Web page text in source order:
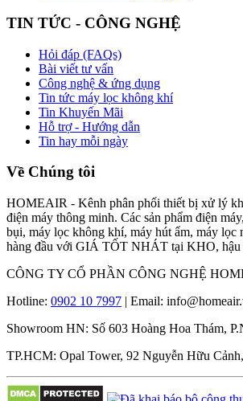
TIN TỨC - CÔNG NGHỆ
Hỏi đáp (FAQs)
Bài viết tư vấn
Công nghệ & ứng dụng
Tin tức máy lọc không khí
Tin Khuyến Mãi
Hỗ trợ - Hướng dẫn
Tin hay mỗi ngày
Về Chúng tôi
HOMEAIR - Kênh phân phối thiết bị xử lý
điện máy thông minh. Các sản phẩm điện
bụi, máy lọc không khí, máy hút ẩm, máy lọc
hàng đầu với GIÁ TỐT NHÁT tại KHO, hậu
CÔNG TY CỔ PHẦN CÔNG NGHỆ
Hotline: 0902 10 7997 | Email:
Showroom HN: Số 603 Hoàng Hoa Thám,
TP.HCM: Opal Tower, 92 Nguyễn Hữu